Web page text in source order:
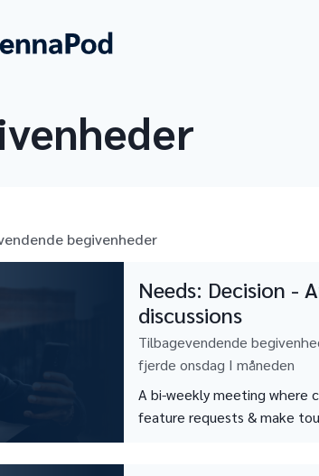
begivenheder
Needs: Decision -
discussions
Tilbagevendende
fjerde onsdag I måneden
A bi-weekly meeting where
feature requests & make